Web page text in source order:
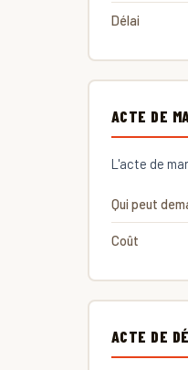
Délai
ACTE DE
L'acte de
Qui peut
Coût
ACTE DE